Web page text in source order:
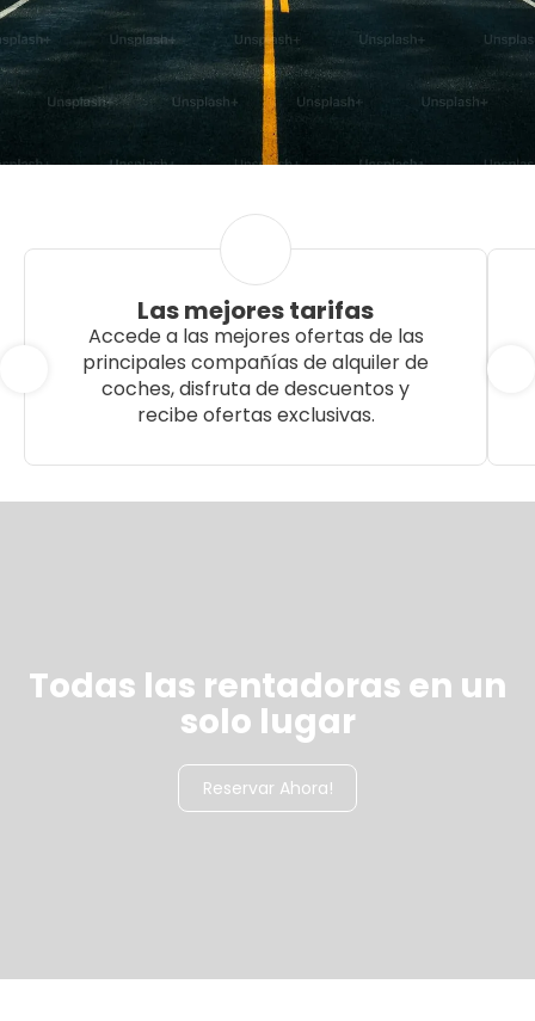
Las mejores tarifas
Accede a las mejores ofertas de las
principales compañías de alquiler de
coches, disfruta de descuentos y
recibe ofertas exclusivas.
Todas las rentadoras en un
solo lugar
Reservar Ahora!